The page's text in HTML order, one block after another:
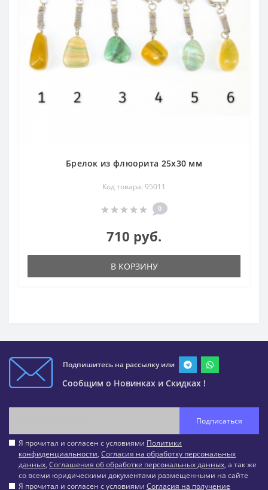
Брелок из флюорита 25х30 мм
Код товара: 95011
0
710 руб.
В КОРЗИНУ
Подпишитесь на рассылку или
Сообщим о Новинках и Скидках !
Подписаться
Я прочитал и согласен с условиями Политики
конфиденциальности, Согласия на обработку персональных
данных, Соглашения об обработке персональных данных, а так же
со всеми юридическими документами размещенными на сайте
Я прочитал и согласен с условиями Согласия на получение